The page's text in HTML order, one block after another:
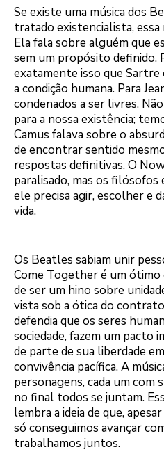
Se existe uma música dos
tratado existencialista,
Ela fala sobre alguém que
sem um propósito definido.
exatamente isso que Sartre
a condição humana. Para
condenados a ser livres.
para a nossa existência;
Camus falava sobre o
de encontrar sentido
respostas definitivas. O
paralisado, mas os filósofos
ele precisa agir, escolher e
vida.
Os Beatles sabiam unir
Come Together é um ótimo
de ser um hino sobre
vista sob a ótica do
defendia que os seres
sociedade, fazem um pacto
de parte de sua liberdade
convivência pacífica. A
personagens, cada um com
no final todos se juntam.
lembra a ideia de que,
só conseguimos avançar
trabalhamos juntos.